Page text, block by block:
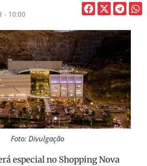
- 10:00
Foto: Divulgação
especial no Shopping Nova